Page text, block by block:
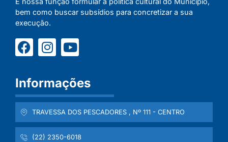
bem como buscar subsídios para concretizar a sua
execução.
Informações
TRAVESSA DOS PESCADORES , Nº 111 - CENTRO
(22) 2350-6018